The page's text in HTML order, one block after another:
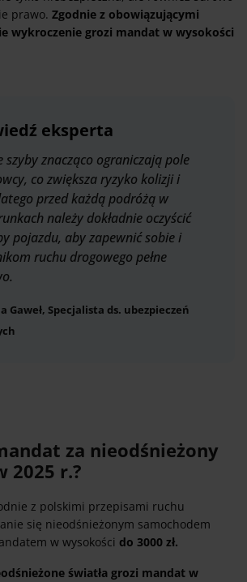
prawo. Zgodnie z obowiązującymi
wykroczenie grozi mandat w wysokości
eksperta
szyby znacząco ograniczają pole
co zwiększa ryzyko kolizji i
przed każdą podróżą w
należy dokładnie oczyścić
pojazdu, aby zapewnić sobie i
ruchu drogowego pełne
Gaweł, Specjalista ds. ubezpieczeń
za nieodśnieżony
2025 r.?
z polskimi przepisami ruchu
się nieodśnieżonym samochodem
w wysokości do 3000 zł.
światła grozi mandat w